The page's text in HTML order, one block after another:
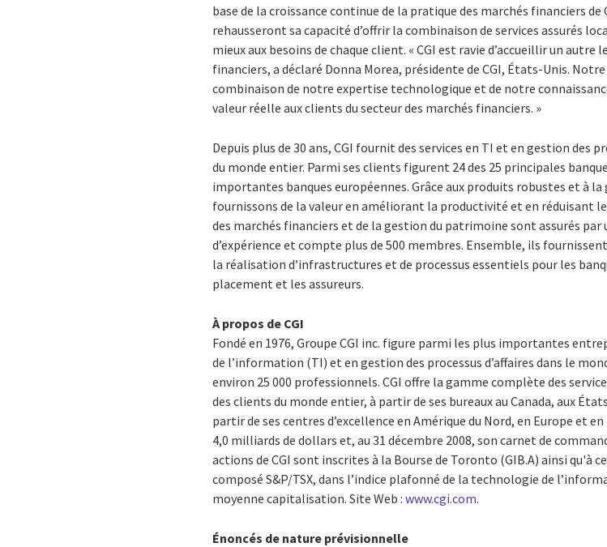
base de la croissance continue de la pratique des marchés financiers de
rehausseront sa capacité d’offrir la combinaison de services assurés
mieux aux besoins de chaque client. « CGI est ravie d’accueillir un autre
financiers, a déclaré Donna Morea, présidente de CGI, États-Unis.
combinaison de notre expertise technologique et de notre
valeur réelle aux clients du secteur des marchés financiers. »
Depuis plus de 30 ans, CGI fournit des services en TI et en gestion des
du monde entier. Parmi ses clients figurent 24 des 25 principales
importantes banques européennes. Grâce aux produits robustes et à la
fournissons de la valeur en améliorant la productivité et en réduisant
des marchés financiers et de la gestion du patrimoine sont assurés par
d’expérience et compte plus de 500 membres. Ensemble, ils
la réalisation d’infrastructures et de processus essentiels pour les
placement et les assureurs.
À propos de CGI
Fondé en 1976, Groupe CGI inc. figure parmi les plus importantes
de l’information (TI) et en gestion des processus d’affaires dans le
environ 25 000 professionnels. CGI offre la gamme complète des
des clients du monde entier, à partir de ses bureaux au Canada, aux
partir de ses centres d’excellence en Amérique du Nord, en Europe et
4,0 milliards de dollars et, au 31 décembre 2008, son carnet de
actions de CGI sont inscrites à la Bourse de Toronto (GIB.A) ainsi qu'à
composé S&P/TSX, dans l’indice plafonné de la technologie de
moyenne capitalisation. Site Web :www.cgi.com.
Énoncés de nature prévisionnelle